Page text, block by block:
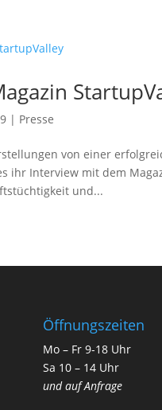
| Presse
von einer
ihr Interview mit dem
und...
Öffnungszeiten
Mo – Fr 9-18 Uhr
Sa 10 – 14 Uhr
und auf Anfrage